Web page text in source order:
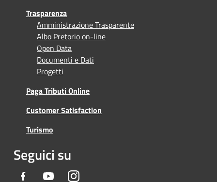
Trasparenza
Amministrazione Trasparente
Albo Pretorio on-line
Open Data
Documenti e Dati
Progetti
Paga Tributi Online
Customer Satisfaction
Turismo
Seguici su
Facebook YoutubeInstagram